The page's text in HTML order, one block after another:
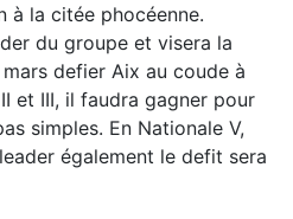
à la citée phocéenne.
du groupe et visera la
defier Aix au coude à
et III, il faudra gagner pour
simples. En Nationale V,
également le defit sera